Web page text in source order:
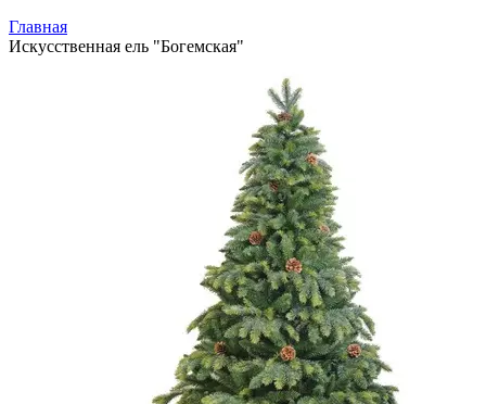
Главная
Искусственная ель "Богемская"